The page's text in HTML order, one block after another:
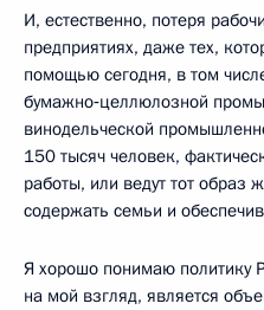
И, естественно, потеря
предприятиях, даже тех,
помощью сегодня, в том
бумажно‑целлюлозной
винодельческой
150 тысяч человек,
работы, или ведут тот образ
содержать семьи и
Я хорошо понимаю политику
на мой взгляд, является